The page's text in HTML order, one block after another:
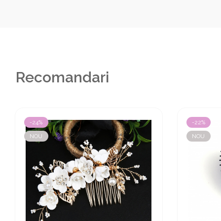
Recomandari
-24%
NOU
-22%
NOU